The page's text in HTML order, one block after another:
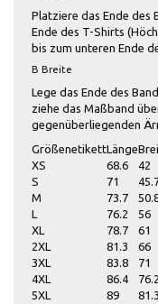
Platziere das Ende des
Ende des T-Shirts
bis zum unteren Ende
B Breite
Lege das Ende des
ziehe das Maßband
gegenüberliegenden
GrößenetikettLänge
XS
68.6
42
S
71
M
73.7
L
76.2
56
XL
78.7
61
2XL
81.3
66
3XL
83.8
71
4XL
86.4
76.2
5XL
89
81.3